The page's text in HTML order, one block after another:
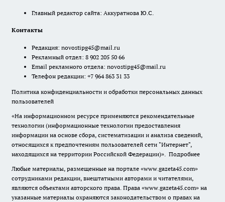
Главный редактор сайта: Аккуратнова Ю.С.
Контакты
Редакция: novostipg45@mail.ru
Рекламный отдел: 8 902 205 50 66
Email рекламного отдела: novostipg45@mail.ru
Телефон редакции: +7 964 863 31 33
Политика конфиденциальности и обработки персональных данных
пользователей
«На информационном ресурсе применяются рекомендательные
технологии (информационные технологии предоставления
информации на основе сбора, систематизации и анализа сведений,
относящихся к предпочтениям пользователей сети "Интернет",
находящихся на территории Российской Федерации)». Подробнее
Любые материалы, размещенные на портале «www.gazeta45.com»
сотрудниками редакции, внештатными авторами и читателями,
являются объектами авторского права. Права «www.gazeta45.com» на
указанные материалы охраняются законодательством о правах на